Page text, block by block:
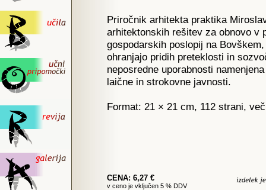
Priročnik arhitekta praktika
arhitektonskih rešitev za obnovo v
gospodarskih poslopij na
ohranjajo pridih preteklosti in
neposredne uporabnosti
laične in strokovne javnosti.
Format: 21 × 21 cm, 112 strani,
CENA: 6,27 €
v ceno je vključen 5 % DDV